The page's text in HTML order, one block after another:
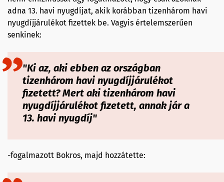
adna 13. havi nyugdíjat, akik korábban tizenhárom havi
nyugdíjjárulékot fizettek be. Vagyis értelemszerűen
senkinek:
"Ki az, aki ebben az országban
tizenhárom havi nyugdíjjárulékot
fizetett? Mert aki tizenhárom havi
nyugdíjjárulékot fizetett, annak jár a
13. havi nyugdíj"
-fogalmazott Bokros, majd hozzátette: